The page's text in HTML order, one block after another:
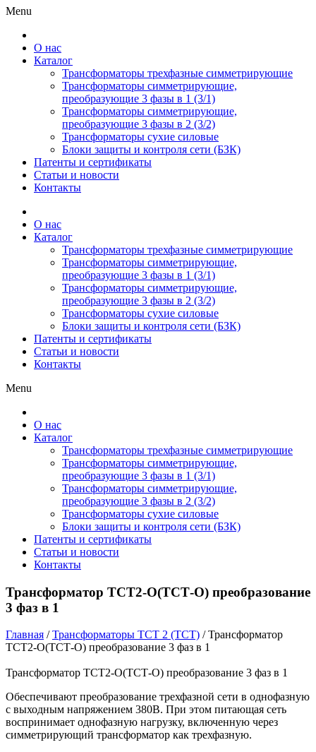
Menu
О нас
Каталог
Трансформаторы трехфазные симметрирующие
Трансформаторы симметрирующие,
преобразующие 3 фазы в 1 (3/1)
Трансформаторы симметрирующие,
преобразующие 3 фазы в 2 (3/2)
Трансформаторы сухие силовые
Блоки защиты и контроля сети (БЗК)
Патенты и сертификаты
Статьи и новости
Контакты
О нас
Каталог
Трансформаторы трехфазные симметрирующие
Трансформаторы симметрирующие,
преобразующие 3 фазы в 1 (3/1)
Трансформаторы симметрирующие,
преобразующие 3 фазы в 2 (3/2)
Трансформаторы сухие силовые
Блоки защиты и контроля сети (БЗК)
Патенты и сертификаты
Статьи и новости
Контакты
Menu
О нас
Каталог
Трансформаторы трехфазные симметрирующие
Трансформаторы симметрирующие,
преобразующие 3 фазы в 1 (3/1)
Трансформаторы симметрирующие,
преобразующие 3 фазы в 2 (3/2)
Трансформаторы сухие силовые
Блоки защиты и контроля сети (БЗК)
Патенты и сертификаты
Статьи и новости
Контакты
Трансформатор ТСТ2-О(ТСТ-О) преобразование
3 фаз в 1
Главная /Трансформаторы ТСТ 2 (ТСТ) / Трансформатор
ТСТ2-О(ТСТ-О) преобразование 3 фаз в 1
Трансформатор ТСТ2-О(ТСТ-О) преобразование 3 фаз в 1
Обеспечивают преобразование трехфазной сети в однофазную
с выходным напряжением 380В. При этом питающая сеть
воспринимает однофазную нагрузку, включенную через
симметрирующий трансформатор как трехфазную.